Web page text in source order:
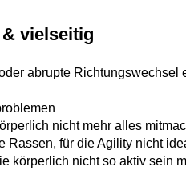
vielseitig
abrupte
nicht mehr alles
Rassen, für die Agility nicht
körperlich nicht so aktiv sein